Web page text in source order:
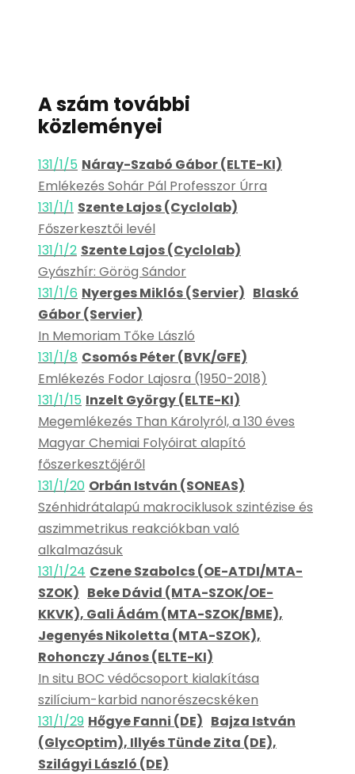
A szám további
közleményei
131/1/5 Náray-Szabó Gábor (ELTE-KI)
Emlékezés Sohár Pál Professzor Úrra
131/1/1 Szente Lajos (Cyclolab)
Főszerkesztői levél
131/1/2 Szente Lajos (Cyclolab)
Gyászhír: Görög Sándor
131/1/6 Nyerges Miklós (Servier) Blaskó
Gábor (Servier)
In Memoriam Tőke László
131/1/8 Csomós Péter (BVK/GFE)
Emlékezés Fodor Lajosra (1950-2018)
131/1/15 Inzelt György (ELTE-KI)
Megemlékezés Than Károlyról, a 130 éves
Magyar Chemiai Folyóirat alapító
főszerkesztőjéről
131/1/20 Orbán István (SONEAS)
Szénhidrátalapú makrociklusok szintézise és
aszimmetrikus reakciókban való
alkalmazásuk
131/1/24 Czene Szabolcs (OE-ATDI/MTA-
SZOK) Beke Dávid (MTA-SZOK/OE-
KKVK), Gali Ádám (MTA-SZOK/BME),
Jegenyés Nikoletta (MTA-SZOK),
Rohonczy János (ELTE-KI)
In situ BOC védőcsoport kialakítása
szilícium-karbid nanorészecskéken
131/1/29 Hőgye Fanni (DE) Bajza István
(GlycOptim), Illyés Tünde Zita (DE),
Szilágyi László (DE)